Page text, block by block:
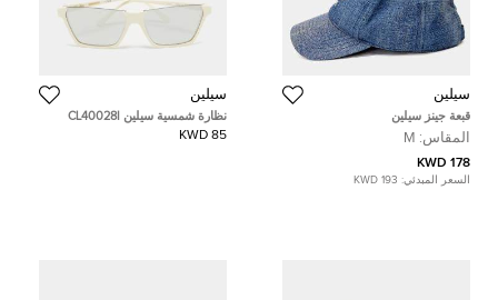
سيلين
قبعة جينز سيلين
المقاس: M
178 KWD
السعر المبدئي: 193 KWD
سيلين
نظارة شمسية سيلين CL40028I
مستطيلة عاجي/رمادي معكوسة
85 KWD